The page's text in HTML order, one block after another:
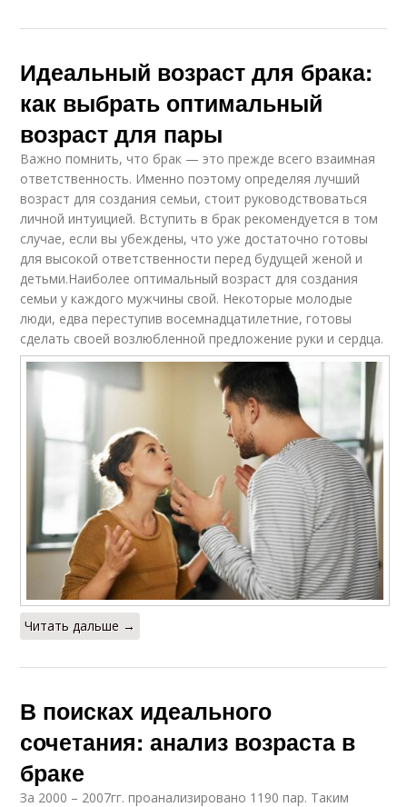
Идеальный возраст для брака:
как выбрать оптимальный
возраст для пары
Важно помнить, что брак — это прежде всего взаимная
ответственность. Именно поэтому определяя лучший
возраст для создания семьи, стоит руководствоваться
личной интуицией. Вступить в брак рекомендуется в том
случае, если вы убеждены, что уже достаточно готовы
для высокой ответственности перед будущей женой и
детьми.Наиболее оптимальный возраст для создания
семьи у каждого мужчины свой. Некоторые молодые
люди, едва переступив восемнадцатилетние, готовы
сделать своей возлюбленной предложение руки и сердца.
Читать дальше →
В поисках идеального
сочетания: анализ возраста в
браке
За 2000 – 2007гг. проанализировано 1190 пар. Таким